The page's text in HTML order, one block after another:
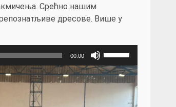
Срећно нашим
дресове. Више у
00:00
горе/